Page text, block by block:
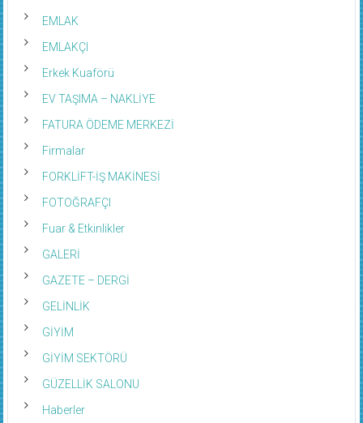
EMLAK
EMLAKÇI
Erkek Kuaförü
EV TAŞIMA – NAKLİYE
FATURA ÖDEME MERKEZİ
Firmalar
FORKLİFT-İŞ MAKİNESİ
FOTOĞRAFÇI
Fuar & Etkinlikler
GALERİ
GAZETE – DERGİ
GELİNLİK
GİYİM
GİYİM SEKTÖRÜ
GÜZELLİK SALONU
Haberler